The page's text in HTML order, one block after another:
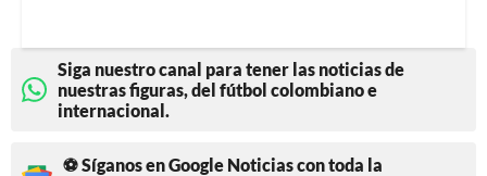
Siga nuestro canal para tener las noticias de
nuestras figuras, del fútbol colombiano e
internacional.
⚽ Síganos en Google Noticias con toda la